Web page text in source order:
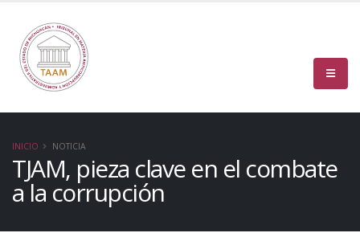
INICIO NOTICIA
TJAM, pieza clave en el combate
a la corrupción